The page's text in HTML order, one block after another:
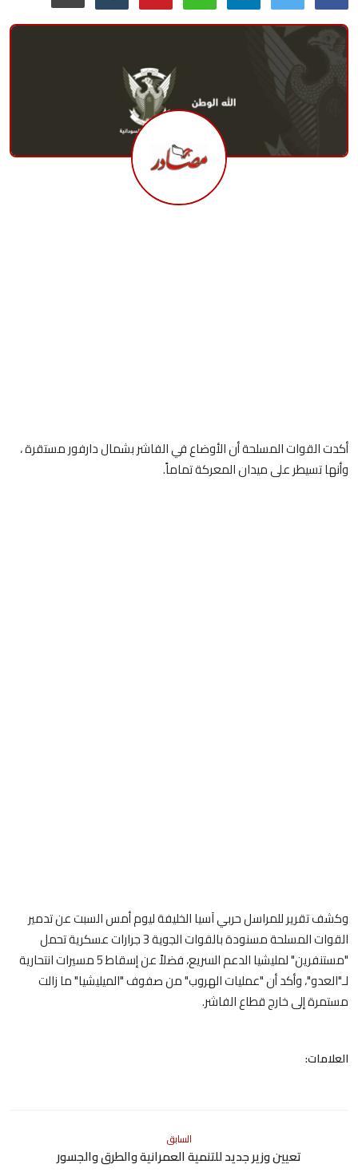
منوعات
حوادث وقضايا
أكدت القوات المسلحة أن الأوضاع في الفاشر بشمال دارفور مستقرة ،
وأنها تسيطر على ميدان المعركة تماماً.
وكشف تقرير للمراسل حربي آسيا الخليفة ليوم أمس السبت عن تدمير
القوات المسلحة مسنودة بالقوات الجوية 3 جرارات عسكرية تحمل
"مستنفرين" لمليشيا الدعم السريع، فضلاً عن إسقاط 5 مسيرات انتحارية
لـ"العدو"، وأكد أن "عمليات الهروب" من صفوف "الميليشيا" ما زالت
مستمرة إلى خارج قطاع الفاشر.
العلامات:
السابق
تعيين وزير جديد للتنمية العمرانية والطرق والجسور